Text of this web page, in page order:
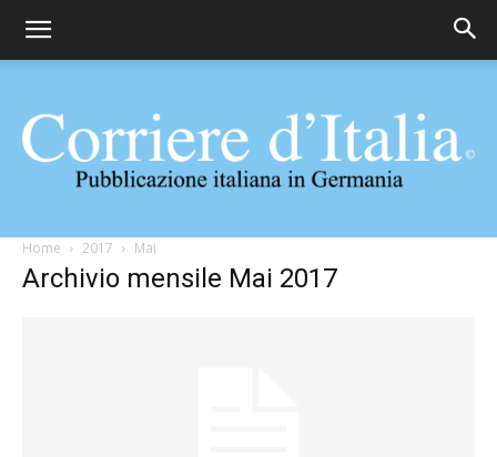
Corriere
Home 2017 Mai
Archivio mensile Mai 2017